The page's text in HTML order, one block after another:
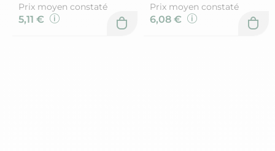
Prix moyen constaté
5,11 €
Prix moyen constaté
6,08 €